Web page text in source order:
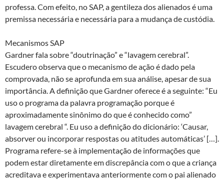
professa. Com efeito, no SAP, a gentileza dos alienados é uma
premissa necessária e necessária para a mudança de custódia.
Mecanismos SAP
Gardner fala sobre “doutrinação” e “lavagem cerebral”.
Escudero observa que o mecanismo de ação é dado pela
comprovada, não se aprofunda em sua análise, apesar de sua
importância. A definição que Gardner oferece é a seguinte: “Eu
uso o programa da palavra programação porque é
aproximadamente sinônimo do que é conhecido como”
lavagem cerebral “. Eu uso a definição do dicionário: ‘Causar,
absorver ou incorporar respostas ou atitudes automáticas’ […].
Programa refere-se à implementação de informações que
podem estar diretamente em discrepância com o que a criança
acreditava e experimentava anteriormente com o pai alienado